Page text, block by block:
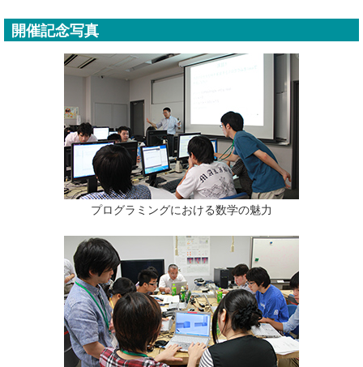
開催記念写真
プログラミングにおける数学の魅力